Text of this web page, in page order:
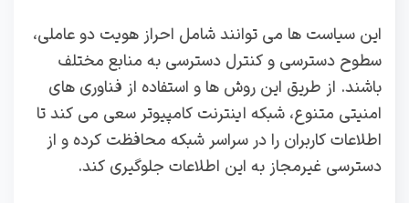
این سیاست‌ ها می‌ توانند شامل احراز هویت دو عاملی،
سطوح دسترسی و کنترل دسترسی به منابع مختلف
باشند. از طریق این روش‌ ها و استفاده از فناوری‌ های
امنیتی متنوع، شبکه اینترنت کامپیوتر سعی می‌ کند تا
اطلاعات کاربران را در سراسر شبکه محافظت کرده و از
دسترسی غیرمجاز به این اطلاعات جلوگیری کند.